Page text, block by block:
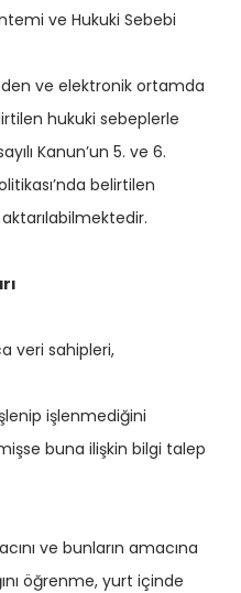
ve Hukuki Sebebi
ve elektronik ortamda
hukuki sebeplerle
Kanun’un 5. ve 6.
belirtilen
veri sahipleri,
işlenmediğini
buna ilişkin bilgi talep
ve bunların amacına
öğrenme, yurt içinde